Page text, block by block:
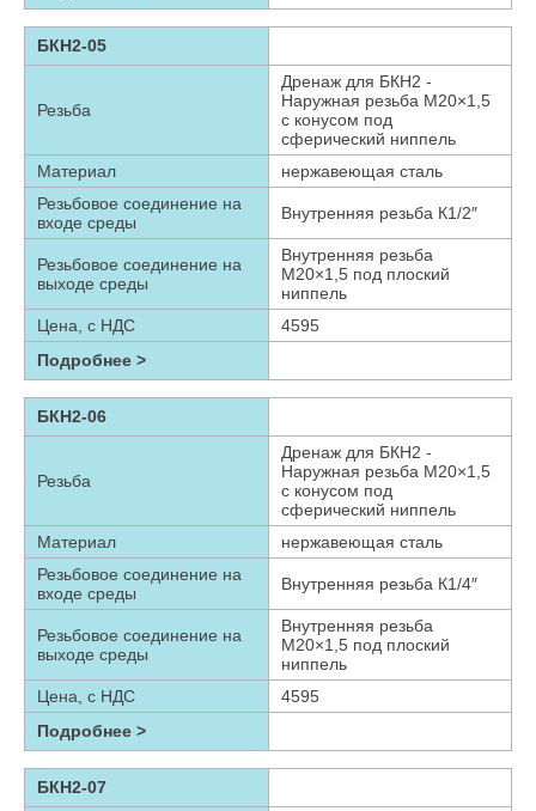
БКН2-05
Резьба
Дренаж для БКН2 -
Наружная резьба М20×1,5
с конусом под
сферический ниппель
Материал
нержавеющая сталь
Резьбовое соединение на
входе среды
Внутренняя резьба К1/2″
Резьбовое соединение на
выходе среды
Внутренняя резьба
М20×1,5 под плоский
ниппель
Цена, с НДС
4595
Подробнее >
БКН2-06
Резьба
Дренаж для БКН2 -
Наружная резьба М20×1,5
с конусом под
сферический ниппель
Материал
нержавеющая сталь
Резьбовое соединение на
входе среды
Внутренняя резьба К1/4″
Резьбовое соединение на
выходе среды
Внутренняя резьба
М20×1,5 под плоский
ниппель
Цена, с НДС
4595
Подробнее >
БКН2-07